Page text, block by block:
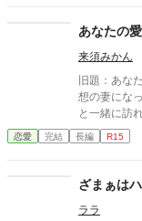
切り捨てて
あなたの
来須みかん
旧題：あな
想の妻にな
と一緒に訪
聞いてしま
ることを決
私は、生ま
方、夫は妻
の今までの
恋愛 完結 長編 R15
ざまぁは
ララ